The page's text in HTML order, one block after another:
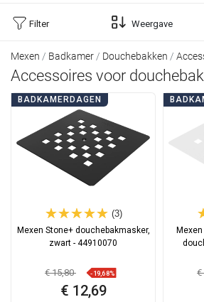
Filter Weergave
Mexen Badkamer Douchebakken
Accessoires voor
BADKAMERDAGEN
(3)
Mexen Stone+ douchebakmasker,
zwart - 44910070
€ 15,80 -19,68%
€ 12,69
€